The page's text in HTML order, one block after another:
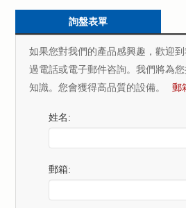
詢盤表單
如果您對我們的產品感興趣，歡迎
過電話或電子郵件咨詢。我們將為
知識。您會獲得高品質的設備。
郵
姓名:
郵箱: